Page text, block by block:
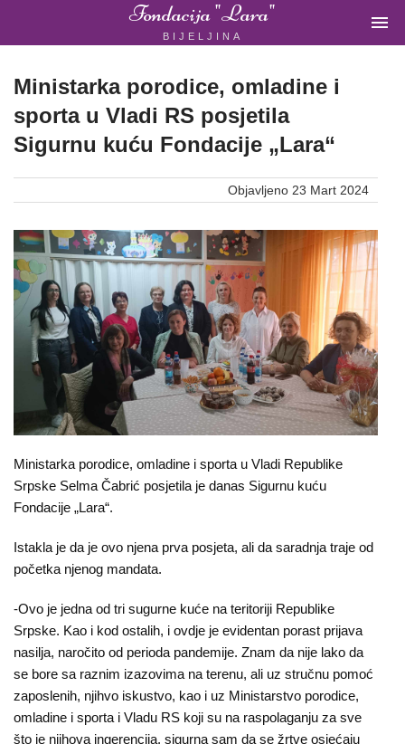
Fondacija "Lara"
BIJELJINA

ORGANIZACIJA
BIH
Fondacija
"Lara"
Bijeljina
Početna
O
nama
Aktuelnosti
Mir
sa
ženskim
licem
Sigurna
kuća
Pravna
pomoć
Ministarka porodice, omladine i
sporta u Vladi RS posjetila
Sigurnu kuću Fondacije „Lara“
Objavljeno 23 Mart 2024
Ministarka porodice, omladine i sporta u Vladi Republike
Srpske Selma Čabrić posjetila je danas Sigurnu kuću
Fondacije „Lara“.
Istakla je da je ovo njena prva posjeta, ali da saradnja traje od
početka njenog mandata.
-Ovo je jedna od tri sugurne kuće na teritoriji Republike
Srpske. Kao i kod ostalih, i ovdje je evidentan porast prijava
nasilja, naročito od perioda pandemije. Znam da nije lako da
se bore sa raznim izazovima na terenu, ali uz stručnu pomoć
zaposlenih, njihvo iskustvo, kao i uz Ministarstvo porodice,
omladine i sporta i Vladu RS koji su na raspolaganju za sve
što je njihova ingerencija, sigurna sam da se žrtve osjećaju